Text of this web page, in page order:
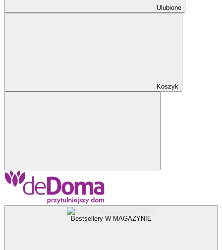
Ulubione
Koszyk
Bestsellery W MAGAZYNIE